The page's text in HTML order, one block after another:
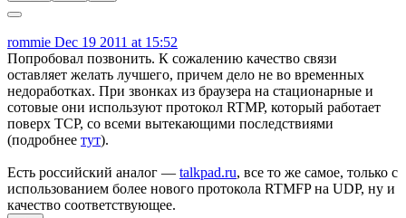
rommie Dec 19 2011 at 15:52
Попробовал позвонить. К сожалению качество связи
оставляет желать лучшего, причем дело не во временных
недоработках. При звонках из браузера на стационарные и
сотовые они используют протокол RTMP, который работает
поверх TCP, со всеми вытекающими последствиями
(подробнее тут).
Есть российский аналог — talkpad.ru, все то же самое, только с
использованием более нового протокола RTMFP на UDP, ну и
качество соответствующее.